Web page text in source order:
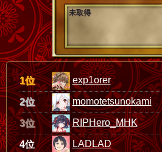
未取得
1位 exp1orer
2位 momotetsunokami
3位 RIPHero_MHK
4位 LADLAD